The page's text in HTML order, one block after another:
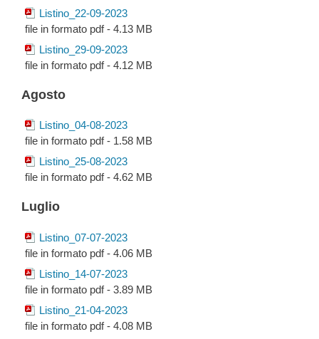
Listino_22-09-2023
file in formato pdf - 4.13 MB
Listino_29-09-2023
file in formato pdf - 4.12 MB
Agosto
Listino_04-08-2023
file in formato pdf - 1.58 MB
Listino_25-08-2023
file in formato pdf - 4.62 MB
Luglio
Listino_07-07-2023
file in formato pdf - 4.06 MB
Listino_14-07-2023
file in formato pdf - 3.89 MB
Listino_21-04-2023
file in formato pdf - 4.08 MB